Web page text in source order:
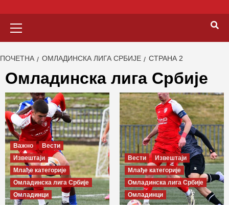
ПОЧЕТНА ОМЛАДИНСКА ЛИГА СРБИЈЕ СТРАНА 2
Омладинска лига Србије
Важно
Вести
Извештаји
Млађе категорије
Омладинска лига Србије
Омладинци
Вести
Извештаји
Млађе категорије
Омладинска лига Србије
Омладинци